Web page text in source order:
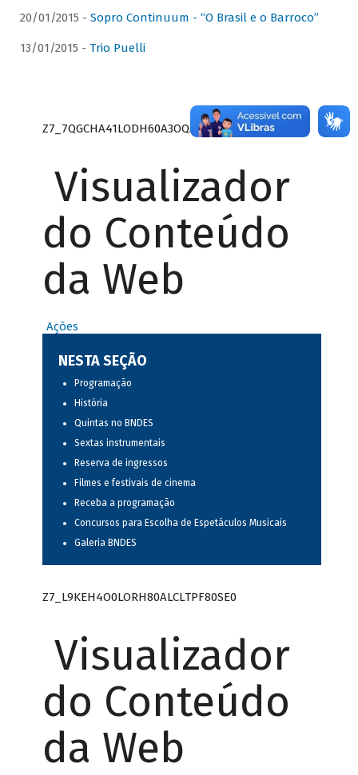
20/01/2015 - Sopro Continuum - “O Brasil e o Barroco”
13/01/2015 - Trio Puelli
Z7_7QGCHA41LODH60A3OQA8RN1415
Visualizador
do Conteúdo
da Web
Ações
NESTA SEÇÃO
Programação
História
Quintas no BNDES
Sextas instrumentais
Reserva de ingressos
Filmes e festivais de cinema
Receba a programação
Concursos para Escolha de Espetáculos Musicais
Galeria BNDES
Z7_L9KEH4O0LORH80ALCLTPF80SE0
Visualizador
do Conteúdo
da Web